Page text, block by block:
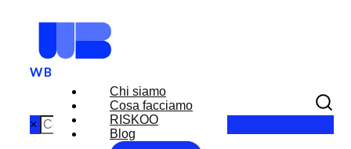
Chi siamo
Cosa facciamo
RISKOO
Blog
×